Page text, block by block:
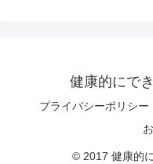
健康的にで
プライバシーポリシー
© 2017 健康的